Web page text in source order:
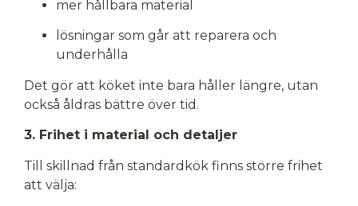
mer hållbara material
lösningar som går att reparera och
underhålla
Det gör att köket inte bara håller längre, utan
också åldras bättre över tid.
3. Frihet i material och detaljer
Till skillnad från standardkök finns större frihet
att välja: